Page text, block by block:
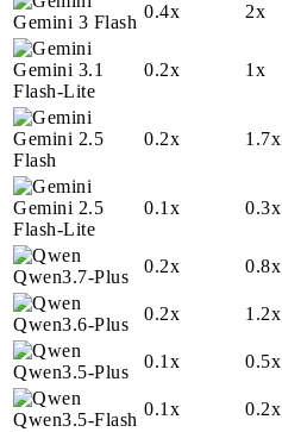
Gemini 3 Flash
0.4x 2x
Gemini 3.1
Flash-Lite
0.2x 1x
Gemini 2.5
Flash
0.2x 1.7x
Gemini 2.5
Flash-Lite
0.1x 0.3x
Qwen3.7-Plus
0.2x 0.8x
Qwen3.6-Plus
0.2x 1.2x
Qwen3.5-Plus
0.1x 0.5x
Qwen3.5-Flash
0.1x 0.2x